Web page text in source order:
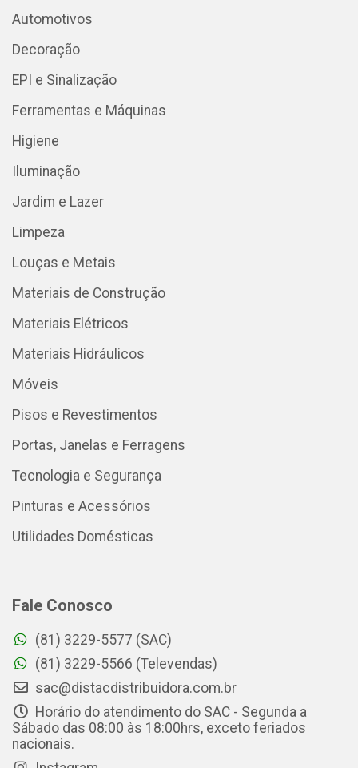
Automotivos
Decoração
EPI e Sinalização
Ferramentas e Máquinas
Higiene
Iluminação
Jardim e Lazer
Limpeza
Louças e Metais
Materiais de Construção
Materiais Elétricos
Materiais Hidráulicos
Móveis
Pisos e Revestimentos
Portas, Janelas e Ferragens
Tecnologia e Segurança
Pinturas e Acessórios
Utilidades Domésticas
Fale Conosco
(81) 3229-5577 (SAC)
(81) 3229-5566 (Televendas)
sac@distacdistribuidora.com.br
Horário do atendimento do SAC - Segunda a
Sábado das 08:00 às 18:00hrs, exceto feriados
nacionais.